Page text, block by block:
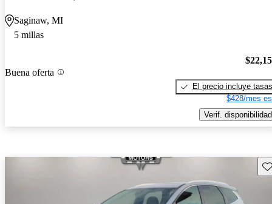
Saginaw, MI
5 millas
Buena oferta
El precio incluye tasas
$428/mes
Verif. disponibilidad